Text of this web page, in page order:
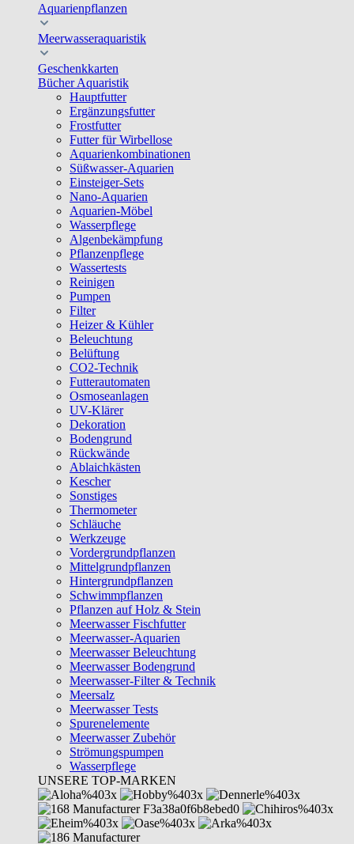
Aquarienpflanzen
Meerwasseraquaristik
Geschenkkarten
Bücher Aquaristik
Hauptfutter
Ergänzungsfutter
Frostfutter
Futter für Wirbellose
Aquarienkombinationen
Süßwasser-Aquarien
Einsteiger-Sets
Nano-Aquarien
Aquarien-Möbel
Wasserpflege
Algenbekämpfung
Pflanzenpflege
Wassertests
Reinigen
Pumpen
Filter
Heizer & Kühler
Beleuchtung
Belüftung
CO2-Technik
Futterautomaten
Osmoseanlagen
UV-Klärer
Dekoration
Bodengrund
Rückwände
Ablaichkästen
Kescher
Sonstiges
Thermometer
Schläuche
Werkzeuge
Vordergrundpflanzen
Mittelgrundpflanzen
Hintergrundpflanzen
Schwimmpflanzen
Pflanzen auf Holz & Stein
Meerwasser Fischfutter
Meerwasser-Aquarien
Meerwasser Beleuchtung
Meerwasser Bodengrund
Meerwasser-Filter & Technik
Meersalz
Meerwasser Tests
Spurenelemente
Meerwasser Zubehör
Strömungspumpen
Wasserpflege
UNSERE TOP-MARKEN